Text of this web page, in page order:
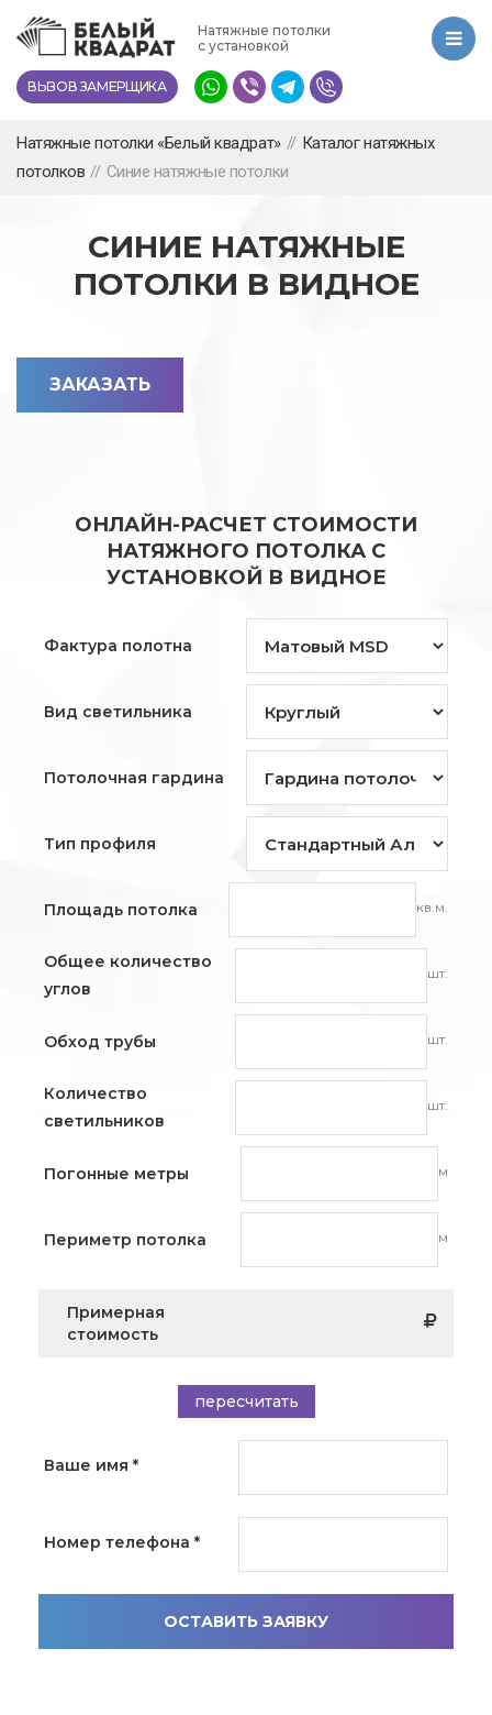
Перейти
основному
содержанию
Натяжные потолки
с установкой
ВЫЗОВ ЗАМЕРЩИКА
Натяжные потолки «Белый квадрат» // Каталог натяжных
потолков // Синие натяжные потолки
СИНИЕ НАТЯЖНЫЕ
ПОТОЛКИ В ВИДНОЕ
ЗАКАЗАТЬ
ОНЛАЙН-РАСЧЕТ СТОИМОСТИ
НАТЯЖНОГО ПОТОЛКА С
УСТАНОВКОЙ В ВИДНОЕ
Фактура полотна
Вид светильника
Потолочная гардина
Тип профиля
Площадь потолка кв.м.
Общее количество
углов
шт.
Обход трубы шт.
Количество
светильников
шт.
Погонные метры м
Периметр потолка м
Примерная
стоимость
пересчитать
Ваше имя *
Номер телефона *
ОСТАВИТЬ ЗАЯВКУ